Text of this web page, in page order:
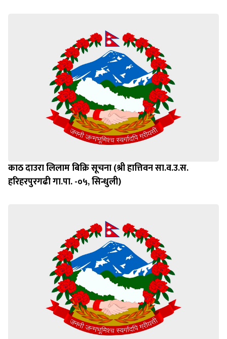
काठ दाउरा लिलाम बिक्रि सूचना (श्री हात्तिवन सा.व.उ.स.
हरिहरपुरगढी गा.पा. -०५, सिन्धुली)